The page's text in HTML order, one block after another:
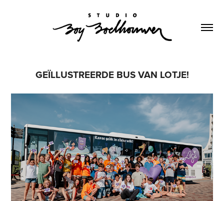
GEÏLLUSTREERDE BUS VAN LOTJE!